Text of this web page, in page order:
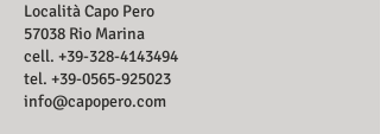
Località Capo Pero
57038 Rio Marina
cell. +39-328-4143494
tel. +39-0565-925023
info@capopero.com